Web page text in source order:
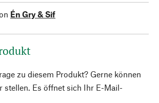
Én Gry & Sif
zu diesem Produkt? Gerne können
stellen. Es öffnet sich Ihr E-Mail-